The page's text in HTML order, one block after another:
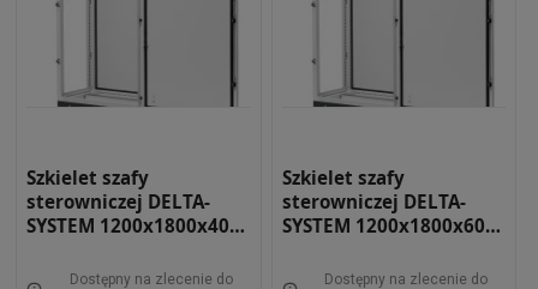
Szkielet szafy
sterowniczej DELTA-
SYSTEM 1200x1800x400
Dostępny na zlecenie do
Szkielet szafy
sterowniczej DELTA-
SYSTEM 1200x1800x600
Dostępny na zlecenie do